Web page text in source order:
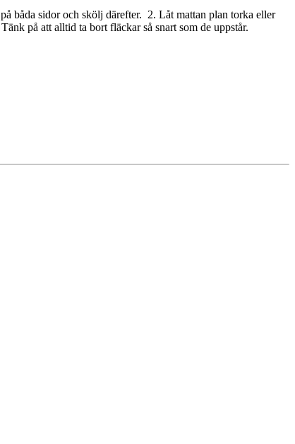
båda sidor och skölj därefter. 2. Låt mattan plan torka eller
på att alltid ta bort fläckar så snart som de uppstår.